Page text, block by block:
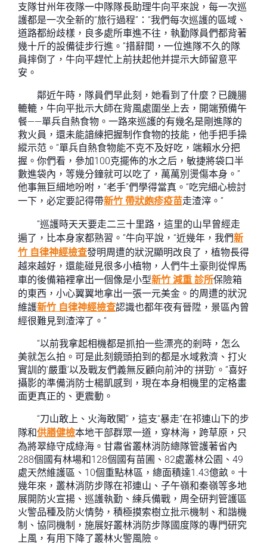
支隊甘州年夜隊一中隊隊長助理牛向平來說，每一次巡
護都是一次全新的“旅行過程”：“我們每次巡護的區域、
道路都紛歧樣，良多處所車進不往，執勤隊員們都背著
幾十斤的設備徒步行進。”措辭間，一位進隊不久的隊
員摔倒了，牛向平趕忙上前扶起他并提示大師留意平
安。
鄰近午時，隊員們早此刻，她看到了什麼？已饑腸
轆轆，牛向平批示大師在背風處圍坐上去，開端預備午
餐——單兵自熱食物。一路來巡護的有幾名是剛進隊的
救火員，還未能諳練把握制作食物的技能，他手把手操
縱示范。“單兵自熱食物能不克不及好吃，端賴水分把
握。你們看，參加100克擺佈的水之后，敏捷將袋口半
數進袋內，等幾分鐘就可以吃了，萬萬別燙傷本身。”
他事無巨細地吩咐，“老手”們學得當真。“吃完細心檢討
一下，必定要記得帶新竹 帶狀皰疹疫苗走渣滓。”
“巡護時天天要走二三十里路，這里的山早曾經走
遍了，比本身家都熟習。”牛向平說，“近幾年，我們新
竹 自律神經檢查發明周遭的狀況顯明改良了，植物長得
越來越好，還能碰見很多小植物，人們牛土豪則從悍馬
車的後備箱裡拿出一個像是小型新竹 減重 診所保險箱
的東西，小心翼翼地拿出一張一元美金。的周遭的狀況
維護新竹 自律神經檢查認識也都年夜有晉陞，景區內曾
經很難見到渣滓了。”
“以前我拿起相機都是抓拍一些漂亮的剎時，怎么
美就怎么拍。可是此刻鏡頭拍到的都是水域救濟、打火
實訓的‘嚴重’以及戰友們義無反顧向前沖的‘拼勁’。”喜好
攝影的準備消防士楊凱感到，現在本身相機里的定格畫
面更真正的、更震動。
“刀山敢上、火海敢闖”，這支“暴走”在祁連山下的步
隊和供膳健檢本地干部群眾一道，穿林海，跨草原，只
為將翠綠守成綠海。甘肅省叢林消防總隊管護著省內
288個國有林場和128個國有苗圃、82處叢林公園、49
處天然維護區、10個重點林區，總面積達1.43億畝。十
幾年來，叢林消防步隊在祁連山、子午嶺和秦嶺等多地
展開防火宣揚、巡護執勤、練兵備戰，周全研判管護區
火警品種及防火情勢，積極摸索樹立批示機制、和諧機
制、協同機制，施展好叢林消防步隊國度隊的專門研究
上風，有用下降了叢林火警風險。